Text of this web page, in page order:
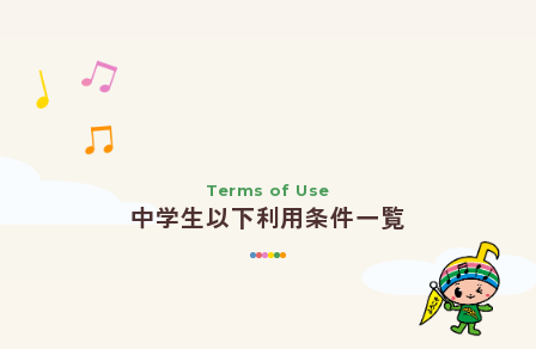
Terms of Use
中学生以下利用条件一覧